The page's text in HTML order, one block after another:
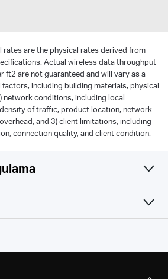
rates are the physical rates derived from
Actual wireless data throughput
ft2 are not guaranteed and will vary as a
including building materials, physical
network conditions, including local
of traffic, product location, network
and 3) client limitations, including
connection quality, and client condition.
ve İşlevsel